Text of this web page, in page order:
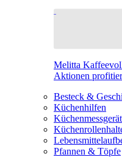
Melitta
Aktionen
Besteck &
Küchenhilfen
Pfannen & Töpfe